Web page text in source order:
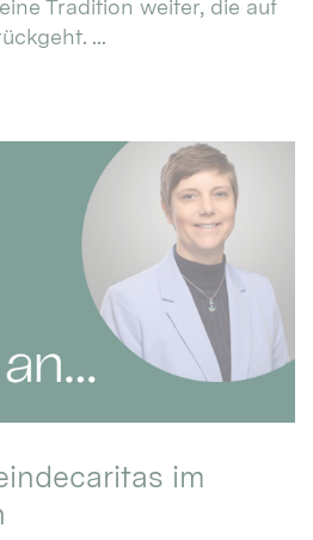
Tradition weiter, die auf
...
im